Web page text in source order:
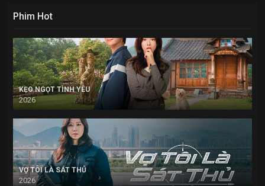
Phim Hot
KẸO NGỌT TÌNH YÊU
2026
VỢ TÔI LÀ SÁT THỦ
2026